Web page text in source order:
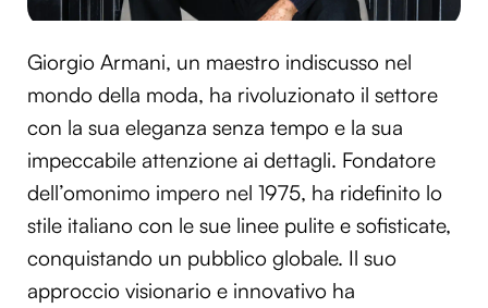
Giorgio Armani, un maestro indiscusso nel
mondo della moda, ha rivoluzionato il settore
con la sua eleganza senza tempo e la sua
impeccabile attenzione ai dettagli. Fondatore
dell’omonimo impero nel 1975, ha ridefinito lo
stile italiano con le sue linee pulite e sofisticate,
conquistando un pubblico globale. Il suo
approccio visionario e innovativo ha